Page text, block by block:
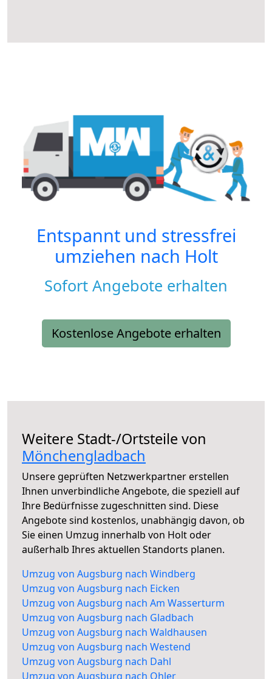
Entspannt und stressfrei
umziehen nach Holt
Sofort Angebote erhalten
Kostenlose Angebote erhalten
Weitere Stadt-/Ortsteile von
Mönchengladbach
Unsere geprüften Netzwerkpartner erstellen
Ihnen unverbindliche Angebote, die speziell auf
Ihre Bedürfnisse zugeschnitten sind. Diese
Angebote sind kostenlos, unabhängig davon, ob
Sie einen Umzug innerhalb von Holt oder
außerhalb Ihres aktuellen Standorts planen.
Umzug von Augsburg nach Windberg
Umzug von Augsburg nach Eicken
Umzug von Augsburg nach Am Wasserturm
Umzug von Augsburg nach Gladbach
Umzug von Augsburg nach Waldhausen
Umzug von Augsburg nach Westend
Umzug von Augsburg nach Dahl
Umzug von Augsburg nach Ohler